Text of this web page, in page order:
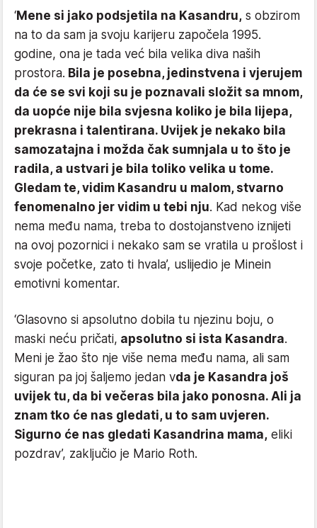
‘Mene si jako podsjetila na Kasandru, s obzirom
na to da sam ja svoju karijeru započela 1995.
godine, ona je tada već bila velika diva naših
prostora. Bila je posebna, jedinstvena i vjerujem
da će se svi koji su je poznavali složit sa mnom,
da uopće nije bila svjesna koliko je bila lijepa,
prekrasna i talentirana. Uvijek je nekako bila
samozatajna i možda čak sumnjala u to što je
radila, a ustvari je bila toliko velika u tome.
Gledam te, vidim Kasandru u malom, stvarno
fenomenalno jer vidim u tebi nju. Kad nekog više
nema među nama, treba to dostojanstveno iznijeti
na ovoj pozornici i nekako sam se vratila u prošlost i
svoje početke, zato ti hvala’, uslijedio je Minein
emotivni komentar.
‘Glasovno si apsolutno dobila tu njezinu boju, o
maski neću pričati, apsolutno si ista Kasandra.
Meni je žao što nje više nema među nama, ali sam
siguran pa joj šaljemo jedan vda je Kasandra još
uvijek tu, da bi večeras bila jako ponosna. Ali ja
znam tko će nas gledati, u to sam uvjeren.
Sigurno će nas gledati Kasandrina mama, eliki
pozdrav’, zaključio je Mario Roth.